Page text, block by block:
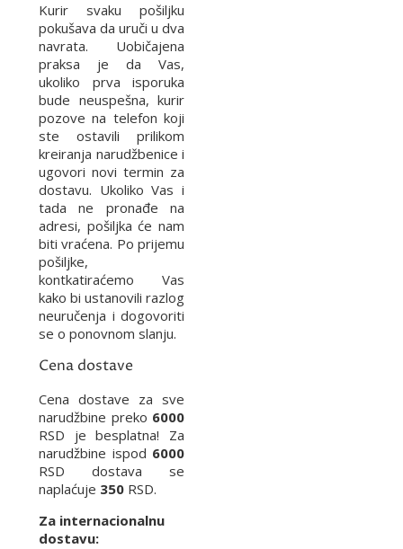
Kurir svaku pošiljku
pokušava da uruči u dva
navrata. Uobičajena
praksa je da Vas,
ukoliko prva isporuka
bude neuspešna, kurir
pozove na telefon koji
ste ostavili prilikom
kreiranja narudžbenice i
ugovori novi termin za
dostavu. Ukoliko Vas i
tada ne pronađe na
adresi, pošiljka će nam
biti vraćena. Po prijemu
pošiljke,
kontkatiraćemo Vas
kako bi ustanovili razlog
neuručenja i dogovoriti
se o ponovnom slanju.
Cena dostave
Cena dostave za sve
narudžbine preko 6000
RSD je besplatna! Za
narudžbine ispod 6000
RSD dostava se
naplaćuje 350 RSD.
Za internacionalnu
dostavu: